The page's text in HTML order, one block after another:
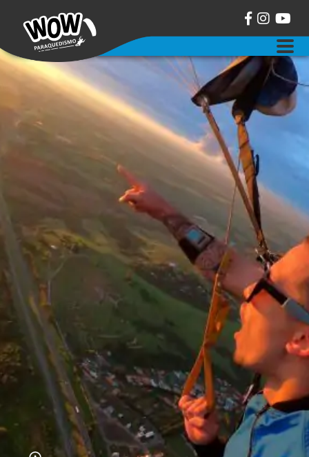
sobre a wow paraquedismo
salto duplo de paraquedas
curso aff de paraquedismo
balonismo
eventos
contato